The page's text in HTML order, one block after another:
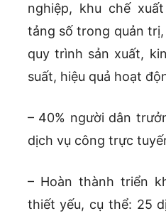
nghiệp, khu chế
tảng số trong quản
quy trình sản xuất,
suất, hiệu quả hoạt
– 40% người dân
dịch vụ công trực
– Hoàn thành triển
thiết yếu, cụ thể: 25